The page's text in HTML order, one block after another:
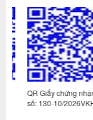
QR Giấy chứng nhận
số: 130-10/2026VKH